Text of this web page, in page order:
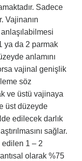
Sadece
Vajinanın
ya da 2 parmak
anlamını
vajinal genişlik
söz
ve üstü vajinaya
üst düzeyde
edilecek darlık
sağlar.
1 – 2
olarak %75